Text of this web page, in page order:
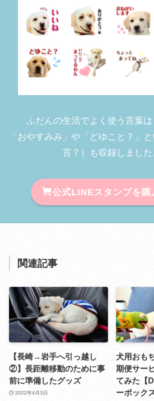
ふだんの生活でよく使う言葉は
「おやすみみ」や「どゆこと？」
言？）も収録しました
公式LINEスタンプを購
関連記事
【長崎→岩手へ引っ越し
②】長距離移動のために事
前に準備したグッズ
2022年4月3日
犬用おも
期便サー
てみた【
ーボック